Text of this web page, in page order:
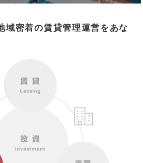
域密着の賃貸管理運営をあな